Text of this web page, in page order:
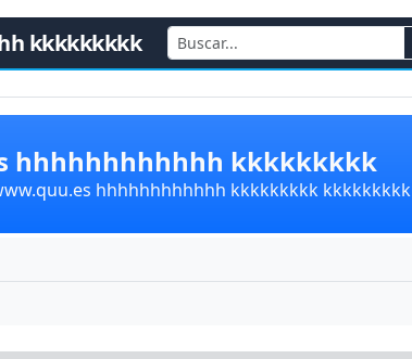
kkkkkkkkk
hhhhhhhhhhhh kkkkkkkkk
hhhhhhhhhhhh kkkkkkkkk kkkkkkkkk